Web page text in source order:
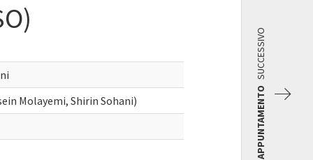
Molayemi, Shirin Sohani)
APPUNTAMENTO
SUCCESSIVO